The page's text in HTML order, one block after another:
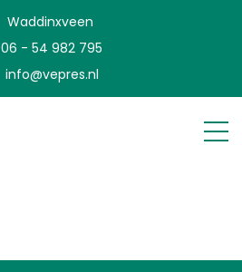
Waddinxveen
06 - 54 982 795
info@vepres.nl